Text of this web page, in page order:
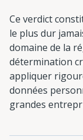
Ce verdict
le plus dur
domaine de la
détermination
appliquer
données
grandes